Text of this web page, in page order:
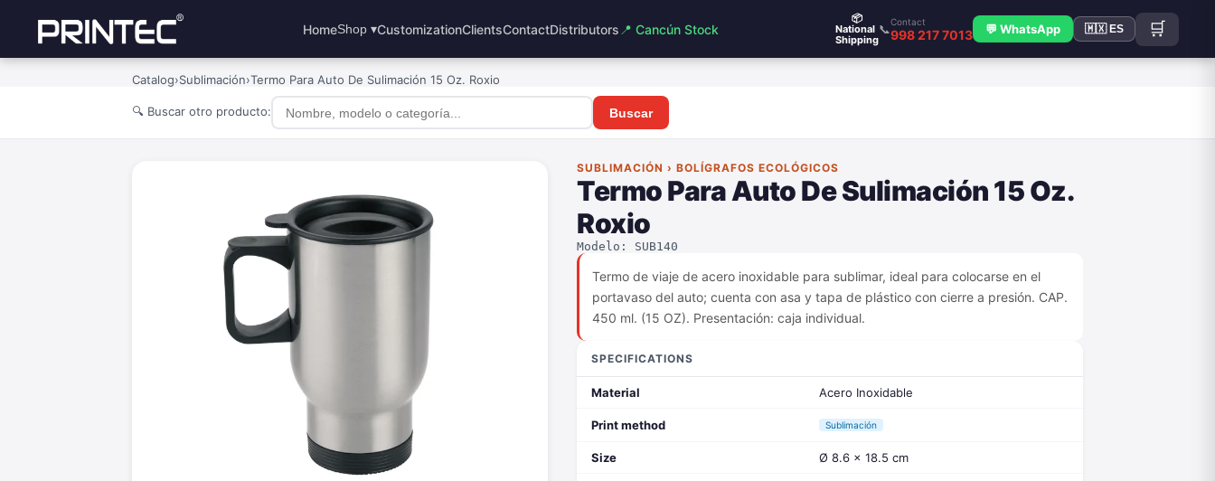
HomeShop ▾CustomizationClientsContactDistributors 📍 Cancún Stock
📦
National
Shipping
📞
Contact
998 217 7013 💬 WhatsApp 🇲🇽 ES 🛒
Catalog›Sublimación›Termo Para Auto De Sulimación 15 Oz. Roxio
🔍 Buscar otro producto: Buscar
SUBLIMACIÓN › BOLÍGRAFOS ECOLÓGICOS
Termo Para Auto De Sulimación 15 Oz.
Roxio
Modelo: SUB140
Termo de viaje de acero inoxidable para sublimar, ideal para colocarse en el
portavaso del auto; cuenta con asa y tapa de plástico con cierre a presión. CAP.
450 ml. (15 OZ). Presentación: caja individual.
SPECIFICATIONS
Material Acero Inoxidable
Print method Sublimación
Size Ø 8.6 x 18.5 cm